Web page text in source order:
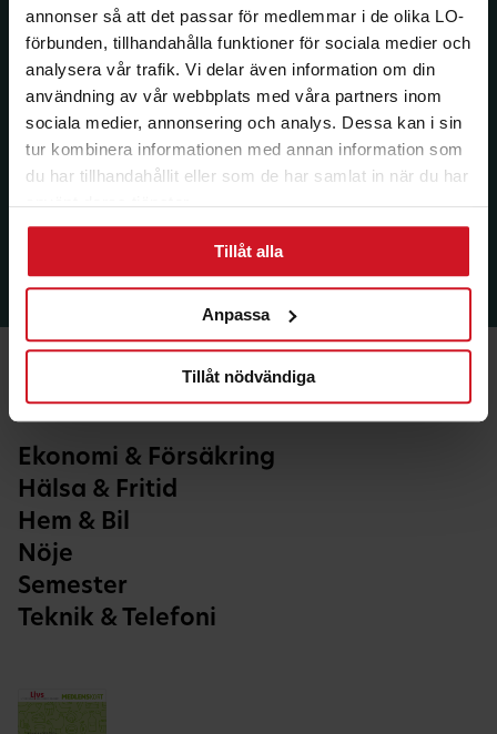
annonser så att det passar för medlemmar i de olika LO-
förbunden, tillhandahålla funktioner för sociala medier och
analysera vår trafik. Vi delar även information om din
användning av vår webbplats med våra partners inom
sociala medier, annonsering och analys. Dessa kan i sin
tur kombinera informationen med annan information som
du har tillhandahållit eller som de har samlat in när du har
använt deras tjänster.
Tillåt alla
Anpassa
Tillåt nödvändiga
Ekonomi & Försäkring
Hälsa & Fritid
Hem & Bil
Nöje
Semester
Teknik & Telefoni